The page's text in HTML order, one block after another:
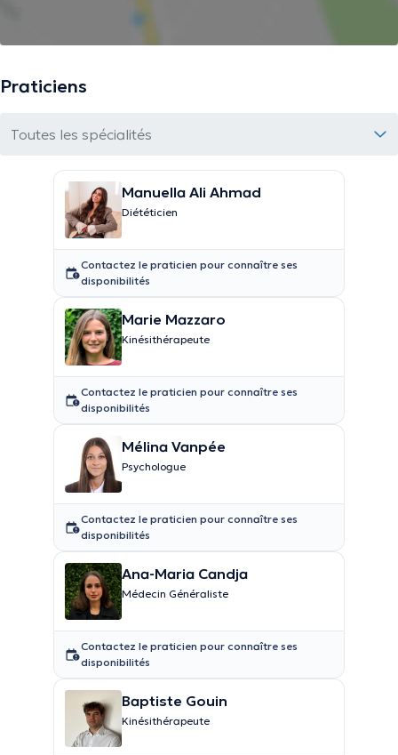
Praticiens
Toutes les spécialités
Manuella Ali Ahmad
Diététicien
Contactez le praticien pour connaître ses
disponibilités
Marie Mazzaro
Kinésithérapeute
Contactez le praticien pour connaître ses
disponibilités
Mélina Vanpée
Psychologue
Contactez le praticien pour connaître ses
disponibilités
Ana-Maria Candja
Médecin Généraliste
Contactez le praticien pour connaître ses
disponibilités
Baptiste Gouin
Kinésithérapeute